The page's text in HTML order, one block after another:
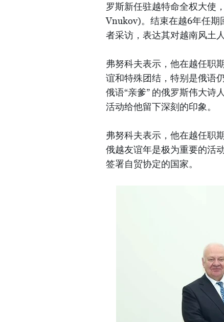
罗斯新任驻越特命全权大使
Vnukov)。结束在越6年任
者采访，表达其对越南风土
弗努科夫表示，他在越任职
谊和特殊团结，特别是俄语
俄语“亲爹” 的俄罗斯伟大诗
活动给他留下深刻的印象。
弗努科夫表示，他在越任职
俄越友谊年是极为重要的活
签署自贸协定的国家。